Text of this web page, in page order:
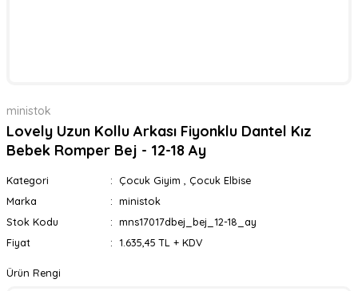
ministok
Lovely Uzun Kollu Arkası Fiyonklu Dantel Kız
Bebek Romper Bej - 12-18 Ay
Kategori Çocuk Giyim
Çocuk Elbise
Marka
ministok
Stok Kodu
mns17017dbej_bej_12-18_ay
Fiyat
1.635,45 TL + KDV
Ürün Rengi